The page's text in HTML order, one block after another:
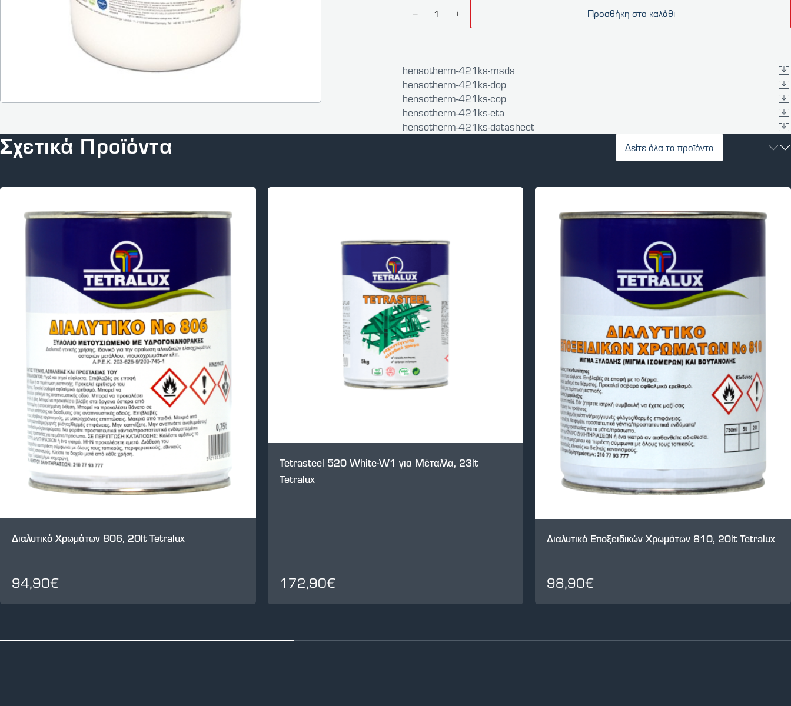
−
+ Προσθήκη στο καλάθι
hensotherm-421ks-msds
hensotherm-421ks-dop
hensotherm-421ks-cop
hensotherm-421ks-eta
hensotherm-421ks-datasheet
Σχετικά Προϊόντα Δείτε όλα τα προϊόντα
Διαλυτικό Χρωμάτων 806, 20lt Tetralux
94,90€
Tetrasteel 520 White-W1 για Μέταλλα, 23lt
Tetralux
172,90€
Διαλυτικό Εποξειδικών Χρωμάτων 810, 20lt Tetralux
98,90€